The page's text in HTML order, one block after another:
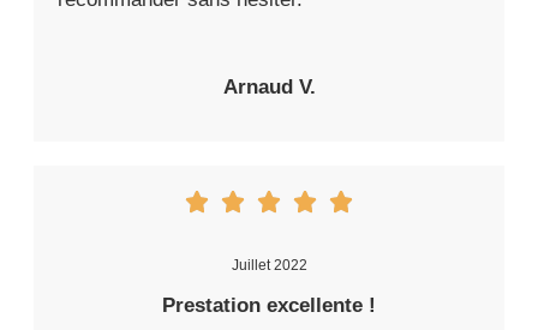
Arnaud V.
Juillet 2022
Prestation excellente !